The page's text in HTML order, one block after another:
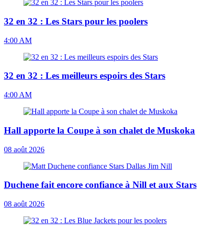
32 en 32 : Les Stars pour les poolers
4:00 AM
32 en 32 : Les meilleurs espoirs des Stars
4:00 AM
Hall apporte la Coupe à son chalet de Muskoka
08 août 2026
Duchene fait encore confiance à Nill et aux Stars
08 août 2026